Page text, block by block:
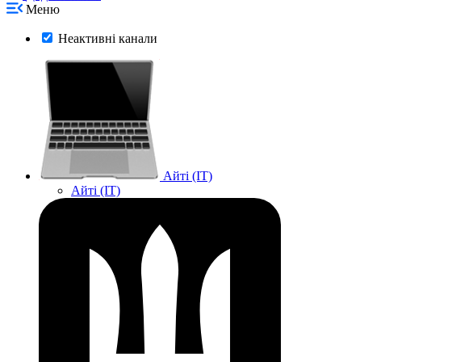
Меню
Неактивні канали
Айті (IT)
Айті (IT)